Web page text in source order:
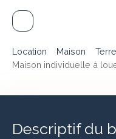
Location Maison
Maison individuelle à
Descriptif du